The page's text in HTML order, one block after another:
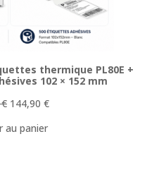
thermique PL80E +
102 × 152 mm
€ Le
initial
144,90 €Le
au panier